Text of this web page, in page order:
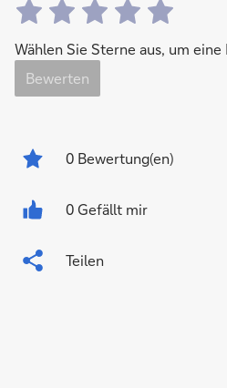
Wählen Sie Sterne aus, um
Bewerten
0 Bewertung(en)
0 Gefällt mir
Teilen